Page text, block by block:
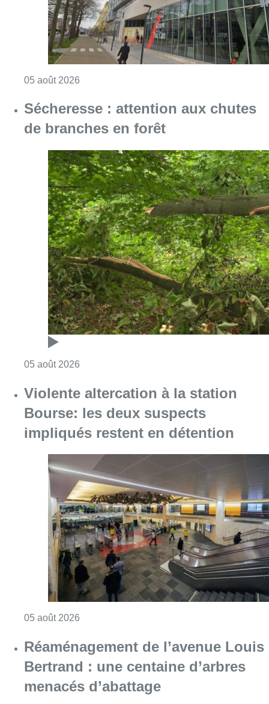
05 août 2026Consulter l'article "Sécheresse : attention
Violente altercation à la station
Bourse: les deux suspects
impliqués restent en détention
05 août 2026Consulter l'article "Violente altercation à la
Réaménagement de l’avenue Louis
Bertrand : une centaine d’arbres
menacés d’abattage